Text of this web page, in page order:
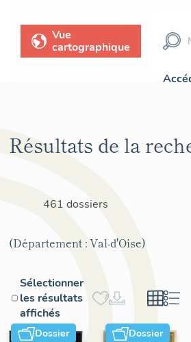
Vue
cartographique
Résultats de la
461 dossiers
(Département : Val-d'Oise)
Sélectionner
les résultats
affichés
Dossier Dossier